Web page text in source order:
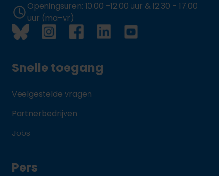
Openingsuren: 10.00 –12.00 uur & 12.30 – 17.00
uur (ma–vr)
Snelle toegang
Veelgestelde vragen
Partnerbedrijven
Jobs
Pers